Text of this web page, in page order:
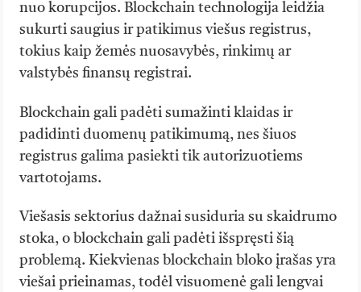
nuo korupcijos. Blockchain technologija leidžia
sukurti saugius ir patikimus viešus registrus,
tokius kaip žemės nuosavybės, rinkimų ar
valstybės finansų registrai.
Blockchain gali padėti sumažinti klaidas ir
padidinti duomenų patikimumą, nes šiuos
registrus galima pasiekti tik autorizuotiems
vartotojams.
Viešasis sektorius dažnai susiduria su skaidrumo
stoka, o blockchain gali padėti išspręsti šią
problemą. Kiekvienas blockchain bloko įrašas yra
viešai prieinamas, todėl visuomenė gali lengvai